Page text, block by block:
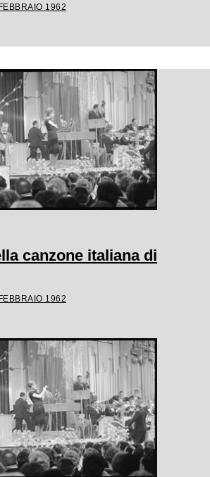
1962
canzone italiana di
1962